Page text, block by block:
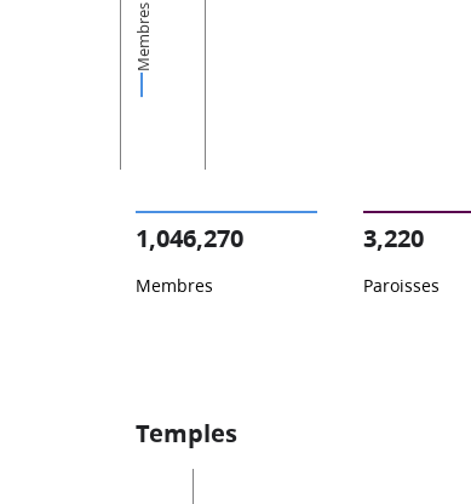
Membres
1,046,270
Membres
3,220
Paroisses
Temples